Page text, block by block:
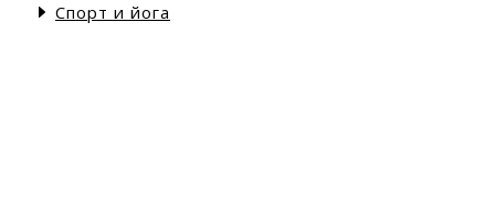
Спорт и йога